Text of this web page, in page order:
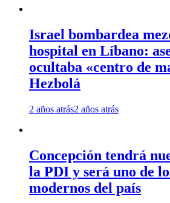
Israel bombardea
hospital en Líbano:
ocultaba «centro de
Hezbolá
2 años atrás2 años atrás
Concepción tendrá
la PDI y será uno de
modernos del país